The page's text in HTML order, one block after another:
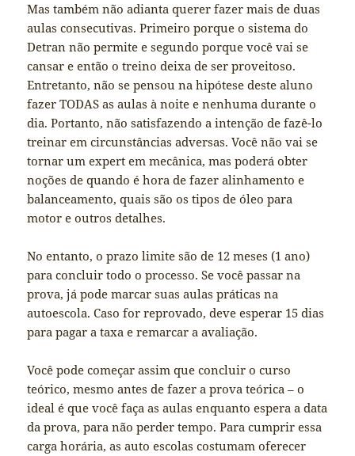
Mas também não adianta querer fazer mais de duas
aulas consecutivas. Primeiro porque o sistema do
Detran não permite e segundo porque você vai se
cansar e então o treino deixa de ser proveitoso.
Entretanto, não se pensou na hipótese deste aluno
fazer TODAS as aulas à noite e nenhuma durante o
dia. Portanto, não satisfazendo a intenção de fazê-lo
treinar em circunstâncias adversas. Você não vai se
tornar um expert em mecânica, mas poderá obter
noções de quando é hora de fazer alinhamento e
balanceamento, quais são os tipos de óleo para
motor e outros detalhes.
No entanto, o prazo limite são de 12 meses (1 ano)
para concluir todo o processo. Se você passar na
prova, já pode marcar suas aulas práticas na
autoescola. Caso for reprovado, deve esperar 15 dias
para pagar a taxa e remarcar a avaliação.
Você pode começar assim que concluir o curso
teórico, mesmo antes de fazer a prova teórica – o
ideal é que você faça as aulas enquanto espera a data
da prova, para não perder tempo. Para cumprir essa
carga horária, as auto escolas costumam oferecer